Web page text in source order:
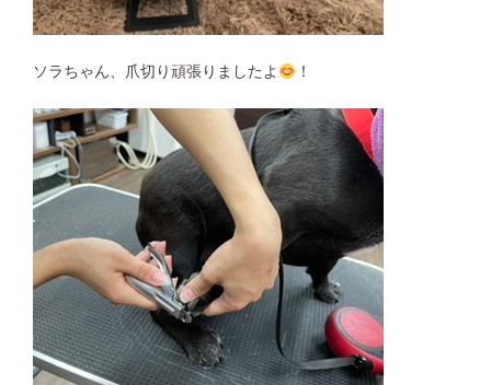
ソラちゃん、爪切り頑張りましたよ ！